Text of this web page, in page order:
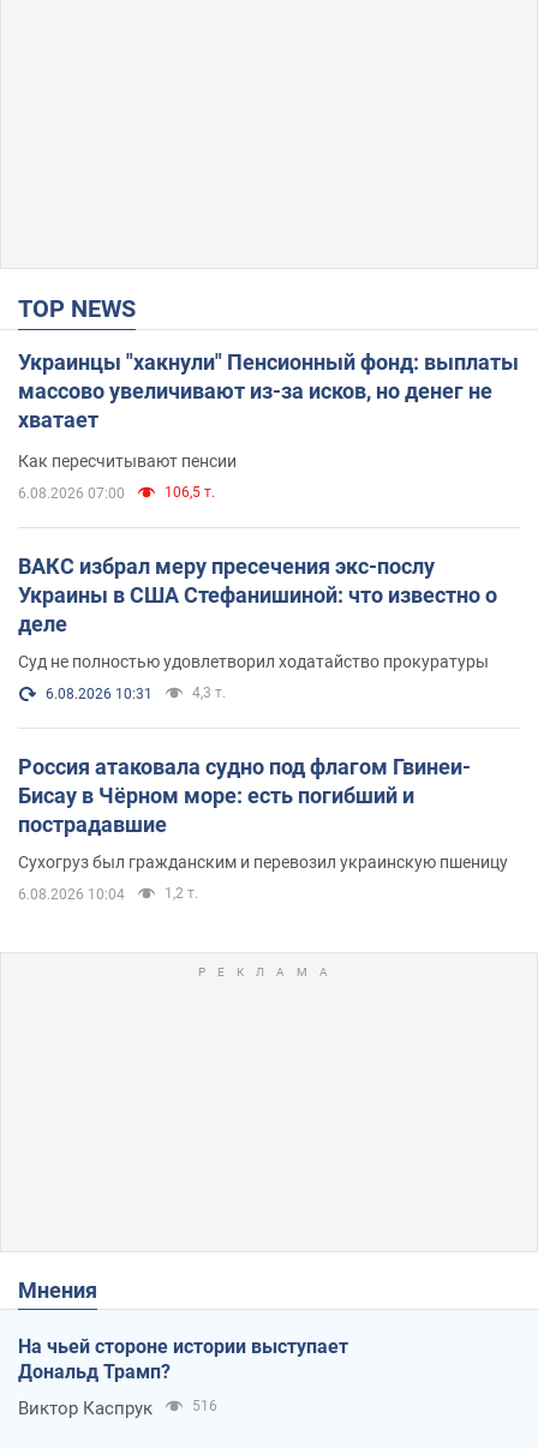
TOP NEWS
Украинцы "хакнули" Пенсионный фонд: выплаты
массово увеличивают из-за исков, но денег не
хватает
Как пересчитывают пенсии
6.08.2026 07:00 106,5 т.
ВАКС избрал меру пресечения экс-послу
Украины в США Стефанишиной: что известно о
деле
Суд не полностью удовлетворил ходатайство прокуратуры
6.08.2026 10:31 4,3 т.
Россия атаковала судно под флагом Гвинеи-
Бисау в Чёрном море: есть погибший и
пострадавшие
Сухогруз был гражданским и перевозил украинскую пшеницу
6.08.2026 10:04 1,2 т.
Мнения
На чьей стороне истории выступает
Дональд Трамп?
Виктор Каспрук 516